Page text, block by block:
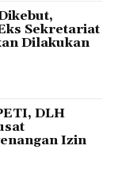
Sekretariat
Dilakukan
DLH
Izin